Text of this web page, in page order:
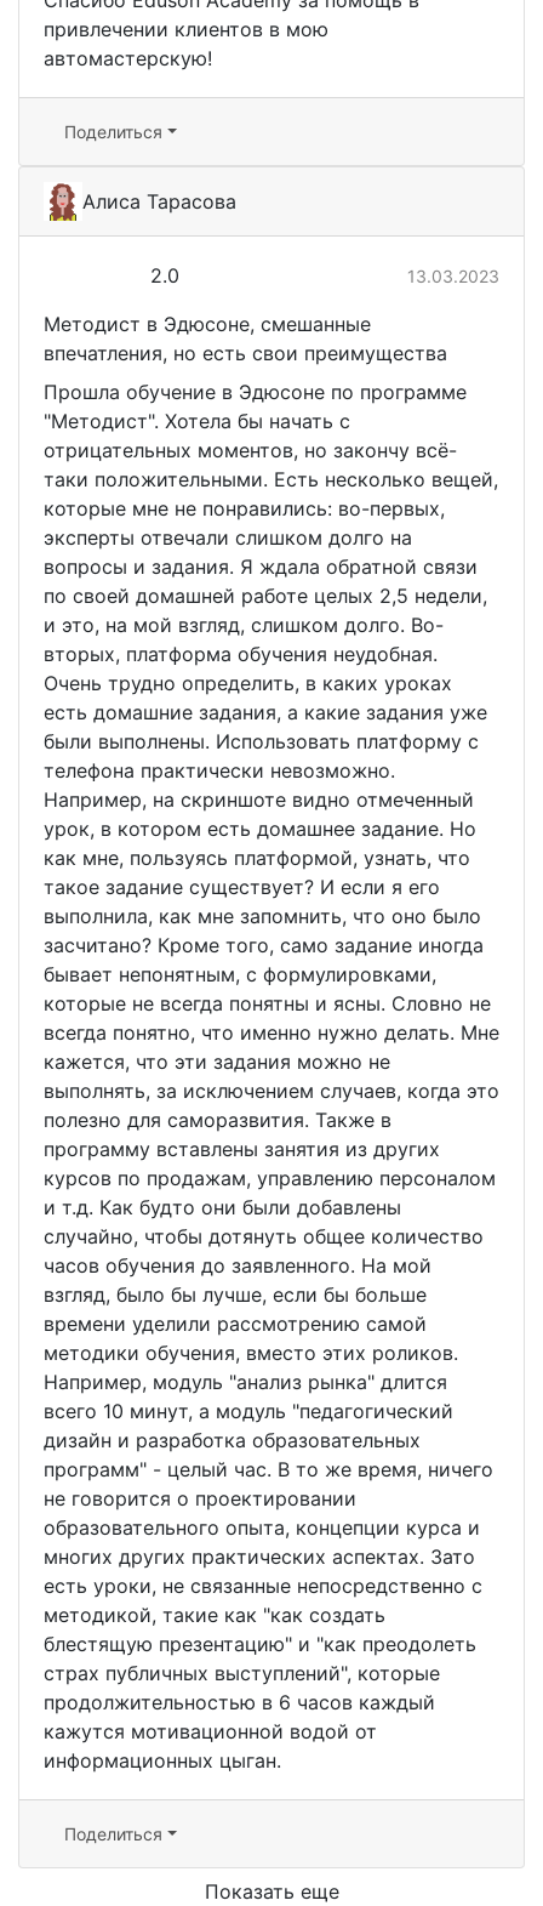
привлечении клиентов в мою
автомастерскую!
Поделиться
Алиса Тарасова
2.0 13.03.2023
Методист в Эдюсоне, смешанные
впечатления, но есть свои преимущества
Прошла обучение в Эдюсоне по программе
"Методист". Хотела бы начать с
отрицательных моментов, но закончу всё-
таки положительными. Есть несколько вещей,
которые мне не понравились: во-первых,
эксперты отвечали слишком долго на
вопросы и задания. Я ждала обратной связи
по своей домашней работе целых 2,5 недели,
и это, на мой взгляд, слишком долго. Во-
вторых, платформа обучения неудобная.
Очень трудно определить, в каких уроках
есть домашние задания, а какие задания уже
были выполнены. Использовать платформу с
телефона практически невозможно.
Например, на скриншоте видно отмеченный
урок, в котором есть домашнее задание. Но
как мне, пользуясь платформой, узнать, что
такое задание существует? И если я его
выполнила, как мне запомнить, что оно было
засчитано? Кроме того, само задание иногда
бывает непонятным, с формулировками,
которые не всегда понятны и ясны. Словно не
всегда понятно, что именно нужно делать. Мне
кажется, что эти задания можно не
выполнять, за исключением случаев, когда это
полезно для саморазвития. Также в
программу вставлены занятия из других
курсов по продажам, управлению персоналом
и т.д. Как будто они были добавлены
случайно, чтобы дотянуть общее количество
часов обучения до заявленного. На мой
взгляд, было бы лучше, если бы больше
времени уделили рассмотрению самой
методики обучения, вместо этих роликов.
Например, модуль "анализ рынка" длится
всего 10 минут, а модуль "педагогический
дизайн и разработка образовательных
программ" - целый час. В то же время, ничего
не говорится о проектировании
образовательного опыта, концепции курса и
многих других практических аспектах. Зато
есть уроки, не связанные непосредственно с
методикой, такие как "как создать
блестящую презентацию" и "как преодолеть
страх публичных выступлений", которые
продолжительностью в 6 часов каждый
кажутся мотивационной водой от
информационных цыган.
Поделиться
Показать еще